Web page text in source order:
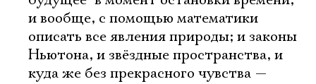
и вообще, с помощью математики
описать все явления природы; и законы
Ньютона, и звёздные пространства, и
куда же без прекрасного чувства —